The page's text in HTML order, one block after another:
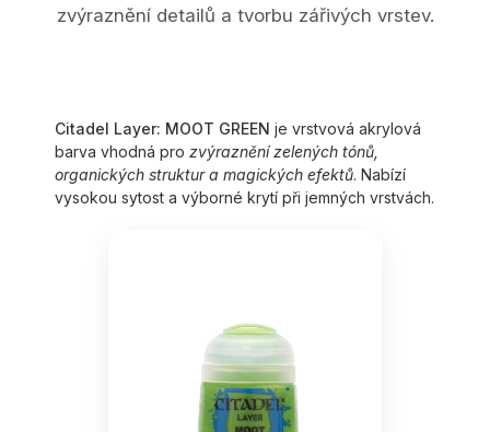
zvýraznění detailů a tvorbu zářivých vrstev.
Citadel Layer: MOOT GREEN je vrstvová akrylová
barva vhodná pro zvýraznění zelených tónů,
organických struktur a magických efektů. Nabízí
vysokou sytost a výborné krytí při jemných vrstvách.